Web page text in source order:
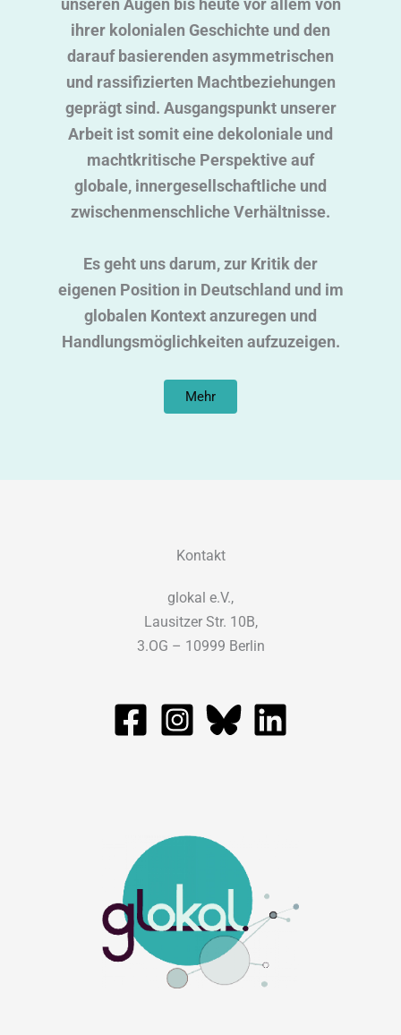
ihrer kolonialen Geschichte und den
darauf basierenden asymmetrischen
und rassifizierten Machtbeziehungen
geprägt sind. Ausgangspunkt unserer
Arbeit ist somit eine dekoloniale und
machtkritische Perspektive auf
globale, innergesellschaftliche und
zwischenmenschliche Verhältnisse.
Es geht uns darum, zur Kritik der
eigenen Position in Deutschland und im
globalen Kontext anzuregen und
Handlungsmöglichkeiten aufzuzeigen.
Mehr
Kontakt
glokal e.V.,
Lausitzer Str. 10B,
3.OG – 10999 Berlin